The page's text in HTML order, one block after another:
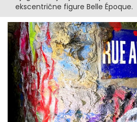
ekscentrične figure Belle Époque.